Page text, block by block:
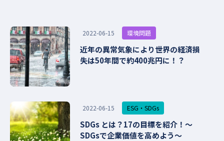
2022-06-15 環境問題
近年の異常気象により世界の経済損
失は50年間で約400兆円に！？
2022-06-15 ESG・SDGs
SDGs とは？17の目標を紹介！〜
SDGsで企業価値を高めよう〜